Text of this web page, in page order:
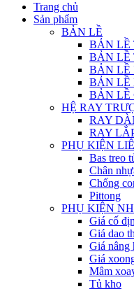
Trang chủ
Sản phẩm
BẢN LỀ
BẢN LỀ
BẢN LỀ
BẢN LỀ
BẢN LỀ
BẢN LỀ
HỆ RAY
RAY
RAY
PHỤ KIỆN
Bas treo
Chân
Chống
Pittong
PHỤ KIỆN
Giá cố
Giá dao
Giá nâng
Giá
Mâm
Tủ kho